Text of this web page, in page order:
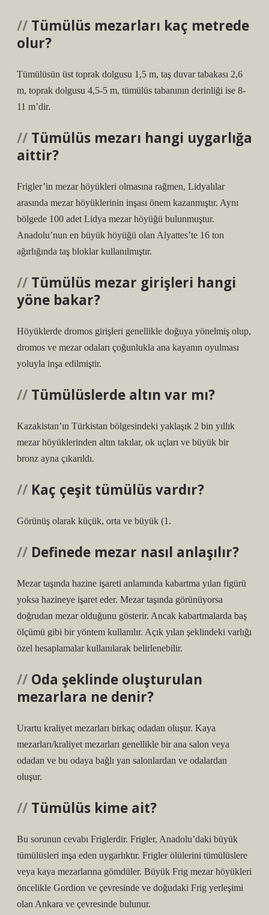
Tümülüs mezarları kaç metrede
olur?
Tümülüsün üst toprak dolgusu 1,5 m, taş duvar tabakası 2,6
m, toprak dolgusu 4,5-5 m, tümülüs tabanının derinliği ise 8-
11 m’dir.
Tümülüs mezarı hangi uygarlığa
aittir?
Frigler’in mezar höyükleri olmasına rağmen, Lidyalılar
arasında mezar höyüklerinin inşası önem kazanmıştır. Aynı
bölgede 100 adet Lidya mezar höyüğü bulunmuştur.
Anadolu’nun en büyük höyüğü olan Alyattes’te 16 ton
ağırlığında taş bloklar kullanılmıştır.
Tümülüs mezar girişleri hangi
yöne bakar?
Höyüklerde dromos girişleri genellikle doğuya yönelmiş olup,
dromos ve mezar odaları çoğunlukla ana kayanın oyulması
yoluyla inşa edilmiştir.
Tümülüslerde altın var mı?
Kazakistan’ın Türkistan bölgesindeki yaklaşık 2 bin yıllık
mezar höyüklerinden altın takılar, ok uçları ve büyük bir
bronz ayna çıkarıldı.
Kaç çeşit tümülüs vardır?
Görünüş olarak küçük, orta ve büyük (1.
Definede mezar nasıl anlaşılır?
Mezar taşında hazine işareti anlamında kabartma yılan figürü
yoksa hazineye işaret eder. Mezar taşında görünüyorsa
doğrudan mezar olduğunu gösterir. Ancak kabartmalarda baş
ölçümü gibi bir yöntem kullanılır. Açık yılan şeklindeki varlığı
özel hesaplamalar kullanılarak belirlenebilir.
Oda şeklinde oluşturulan
mezarlara ne denir?
Urartu kraliyet mezarları birkaç odadan oluşur. Kaya
mezarları/kraliyet mezarları genellikle bir ana salon veya
odadan ve bu odaya bağlı yan salonlardan ve odalardan
oluşur.
Tümülüs kime ait?
Bu sorunun cevabı Friglerdir. Frigler, Anadolu’daki büyük
tümülüsleri inşa eden uygarlıktır. Frigler ölülerini tümülüslere
veya kaya mezarlarına gömdüler. Büyük Frig mezar höyükleri
öncelikle Gordion ve çevresinde ve doğudaki Frig yerleşimi
olan Ankara ve çevresinde bulunur.